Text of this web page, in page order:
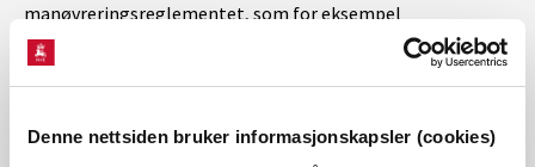
Denne nettsiden bruker informasjonskapsler (cookies)
manøvreringsreglementet, som for eksempel
minstevannføringer og andre type vannslipp, eller
restriksjoner på hvordan et kraftverk skal kjøres.